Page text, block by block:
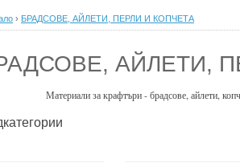
› БРАДСОВЕ, АЙЛЕТИ, ПЕРЛИ И КОПЧЕТА
АЙЛЕТИ,
Материали за крафтъри - брадсове, айлети,